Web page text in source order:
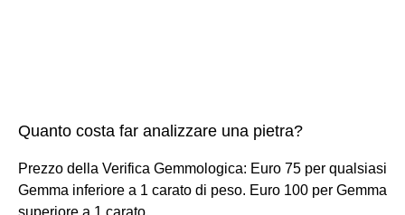
Quanto costa far analizzare una pietra?
Prezzo della Verifica Gemmologica: Euro 75 per qualsiasi
Gemma inferiore a 1 carato di peso. Euro 100 per Gemma
superiore a 1 carato.